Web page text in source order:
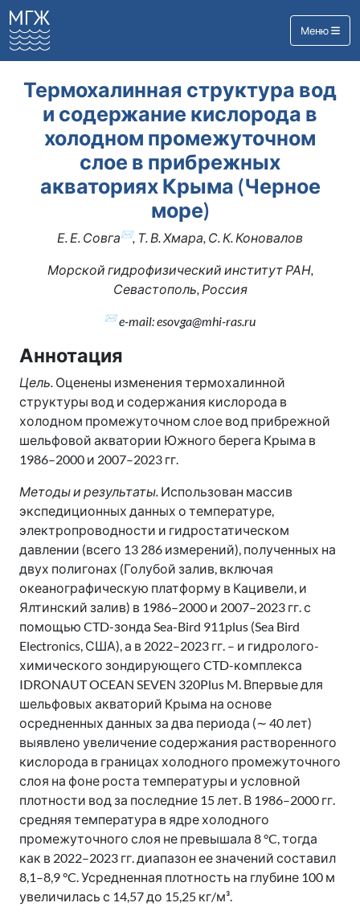
Меню
Термохалинная структура вод
и содержание кислорода в
холодном промежуточном
слое в прибрежных
акваториях Крыма (Черное
море)
Е. Е. Совга✉, Т. В. Хмара, С. К. Коновалов
Морской гидрофизический институт РАН,
Севастополь, Россия
✉e-mail: esovga@mhi-ras.ru
Аннотация
Цель. Оценены изменения термохалинной
структуры вод и содержания кислорода в
холодном промежуточном слое вод прибрежной
шельфовой акватории Южного берега Крыма в
1986–2000 и 2007–2023 гг.
Методы и результаты. Использован массив
экспедиционных данных о температуре,
электропроводности и гидростатическом
давлении (всего 13 286 измерений), полученных на
двух полигонах (Голубой залив, включая
океанографическую платформу в Кацивели, и
Ялтинский залив) в 1986–2000 и 2007–2023 гг. с
помощью CTD-зонда Sea-Bird 911plus (Sea Bird
Electronics, США), а в 2022–2023 гг. – и гидролого-
химического зондирующего CTD-комплекса
IDRONAUT OCEAN SEVEN 320Plus M. Впервые для
шельфовых акваторий Крыма на основе
осредненных данных за два периода (∼ 40 лет)
выявлено увеличение содержания растворенного
кислорода в границах холодного промежуточного
слоя на фоне роста температуры и условной
плотности вод за последние 15 лет. В 1986–2000 гг.
средняя температура в ядре холодного
промежуточного слоя не превышала 8 °C, тогда
как в 2022–2023 гг. диапазон ее значений составил
8,1–8,9 °C. Усредненная плотность на глубине 100 м
увеличилась с 14,57 до 15,25 кг/м³.